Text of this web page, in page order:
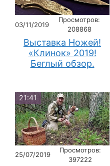
03/11/2019
Просмотров:
208868
Выставка Ножей!
«Клинок» 2019!
Беглый обзор.
21:41
25/07/2019
Просмотров:
397222